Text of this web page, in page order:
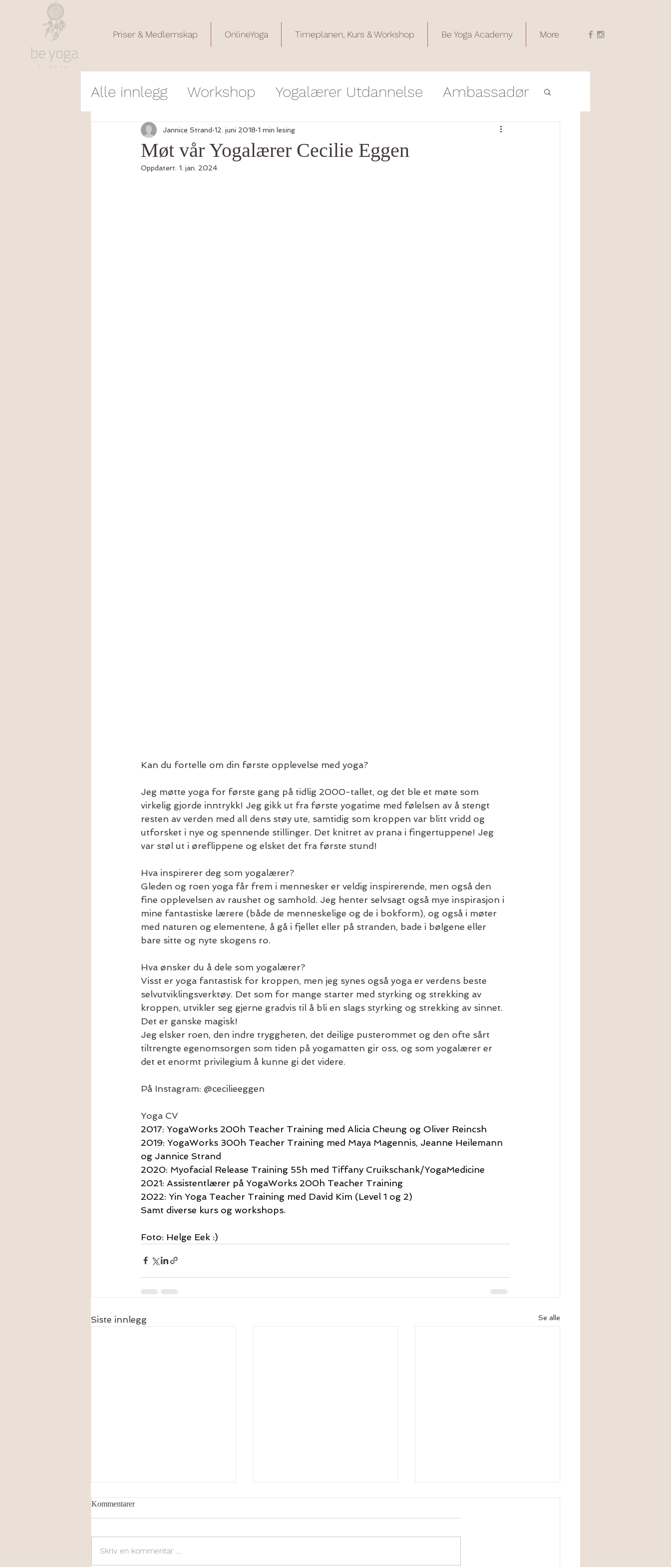
Priser & Medlemskap OnlineYoga Timeplanen, Kurs & Workshop Be Yoga Academy More
Alle innlegg Workshop Yogalærer Utdannelse Ambassadør
Poem Timebeskrivelse Tilbakemeldinger på Utdanninger
Møt vår Yogalærer Cecilie Eggen
Jannice Strand 12. juni 2018 1 min lesing
Oppdatert: 1. jan. 2024
Kan du fortelle om din første opplevelse med yoga?
Jeg møtte yoga for første gang på tidlig 2000-tallet, og det ble et møte som
virkelig gjorde inntrykk! Jeg gikk ut fra første yogatime med følelsen av å stengt
resten av verden med all dens støy ute, samtidig som kroppen var blitt vridd og
utforsket i nye og spennende stillinger. Det knitret av prana i fingertuppene! Jeg
var støl ut i øreflippene og elsket det fra første stund!
Hva inspirerer deg som yogalærer?
Gleden og roen yoga får frem i mennesker er veldig inspirerende, men også den
fine opplevelsen av raushet og samhold. Jeg henter selvsagt også mye inspirasjon i
mine fantastiske lærere (både de menneskelige og de i bokform), og også i møter
med naturen og elementene, å gå i fjellet eller på stranden, bade i bølgene eller
bare sitte og nyte skogens ro.
Hva ønsker du å dele som yogalærer?
Visst er yoga fantastisk for kroppen, men jeg synes også yoga er verdens beste
selvutviklingsverktøy. Det som for mange starter med styrking og strekking av
kroppen, utvikler seg gjerne gradvis til å bli en slags styrking og strekking av sinnet.
Det er ganske magisk!
Jeg elsker roen, den indre tryggheten, det deilige pusterommet og den ofte sårt
tiltrengte egenomsorgen som tiden på yogamatten gir oss, og som yogalærer er
det et enormt privilegium å kunne gi det videre.
På Instagram: @cecilieeggen
Yoga CV
2017: YogaWorks 200h Teacher Training med Alicia Cheung og Oliver Reincsh
2019: YogaWorks 300h Teacher Training med Maya Magennis, Jeanne Heilemann
og Jannice Strand
2020: Myofacial Release Training 55h med Tiffany Cruikschank/YogaMedicine
2021: Assistentlærer på YogaWorks 200h Teacher Training
2022: Yin Yoga Teacher Training med David Kim (Level 1 og 2)
Samt diverse kurs og workshops.
Foto: Helge Eek :)
Siste innlegg Se alle
Kommentarer
Skriv en kommentar …